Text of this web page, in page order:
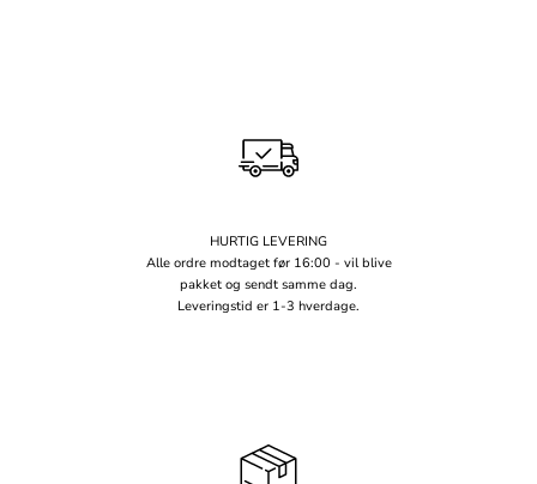
HURTIG LEVERING
Alle ordre modtaget før 16:00 - vil blive
pakket og sendt samme dag.
Leveringstid er 1-3 hverdage.